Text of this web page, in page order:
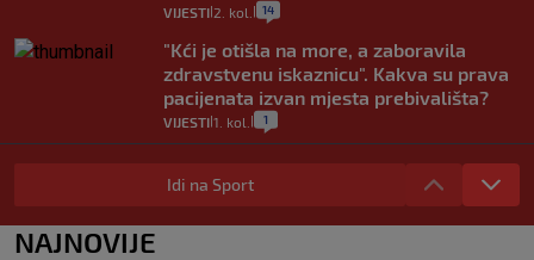
VIJESTI 2. kol. 14
"Kći je otišla na more, a zaboravila
zdravstvenu iskaznicu". Kakva su prava
pacijenata izvan mjesta prebivališta?
VIJESTI 1. kol. 1
Provjerili smo "što ćemo onda" ako
Plenković na 15 dana ukine mjere: "Ne bi
se dogodilo ništa. Vlada se zaljubila u te
intervencije"
Idi na Sport
NAJNOVIJE